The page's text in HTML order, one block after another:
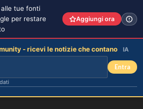
alle tue fonti
per restare
Aggiungi ora
- ricevi le notizie che contano IA
Entra